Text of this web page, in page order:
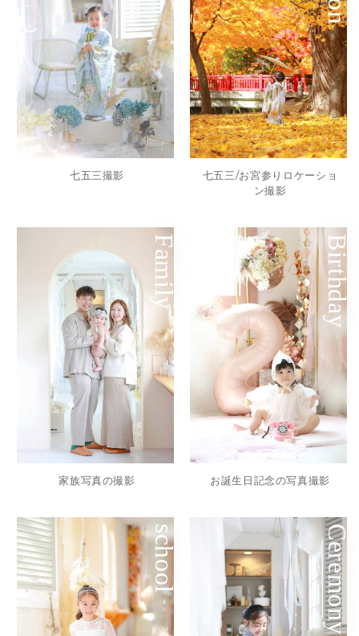
七五三撮影
七五三/お宮参りロケーショ
ン撮影
Family
家族写真の撮影
Birthday
お誕生日記念の写真撮影
school Ceremony